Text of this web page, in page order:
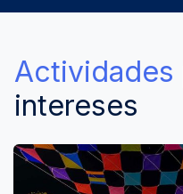
Actividades
intereses